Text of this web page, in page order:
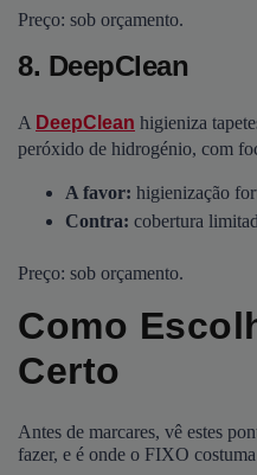
Preço: sob orçamento.
8. DeepClean
A DeepClean higieniza
peróxido de hidrogénio, com
A favor: higienização
Contra: cobertura
Preço: sob orçamento.
Como
Certo
Antes de marcares, vê estes
fazer, e é onde o FIXO